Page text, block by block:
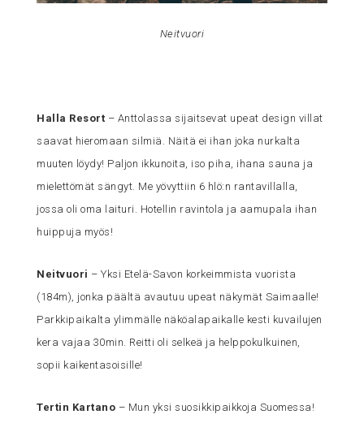
Neitvuori
Halla Resort – Anttolassa sijaitsevat upeat design villat
saavat hieromaan silmiä. Näitä ei ihan joka nurkalta
muuten löydy! Paljon ikkunoita, iso piha, ihana sauna ja
mielettömät sängyt. Me yövyttiin 6 hlö:n rantavillalla,
jossa oli oma laituri. Hotellin ravintola ja aamupala ihan
huippuja myös!
Neitvuori – Yksi Etelä-Savon korkeimmista vuorista
(184m), jonka päältä avautuu upeat näkymät Saimaalle!
Parkkipaikalta ylimmälle näköalapaikalle kesti kuvailujen
kera vajaa 30min. Reitti oli selkeä ja helppokulkuinen,
sopii kaikentasoisille!
Tertin Kartano – Mun yksi suosikkipaikkoja Suomessa!